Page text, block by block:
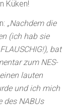
Küken!
„Nachdem die
(ich hab sie
bat
zum NES-
lauten
und ich mich
des NABUs